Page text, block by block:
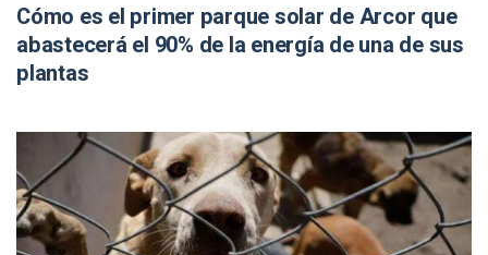
Cómo es el primer parque solar de Arcor que
abastecerá el 90% de la energía de una de sus
plantas